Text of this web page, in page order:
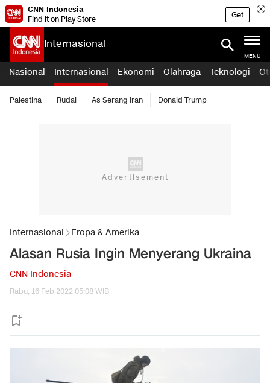
CNN Indonesia
Find it on Play Store
Get
Internasional
MENU
Nasional Internasional Ekonomi Olahraga Teknologi
Palestina Rudal As Serang Iran Donald Trump
Internasional Eropa & Amerika
Alasan Rusia Ingin Menyerang Ukraina
CNN Indonesia
Rabu, 16 Feb 2022 05:08 WIB